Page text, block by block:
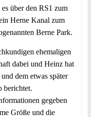
über den RS1 zum
Herne Kanal zum
Berne Park.
ehemaligen
dabei und Heinz hat
dem etwas später
berichtet.
gegeben
Größe und die